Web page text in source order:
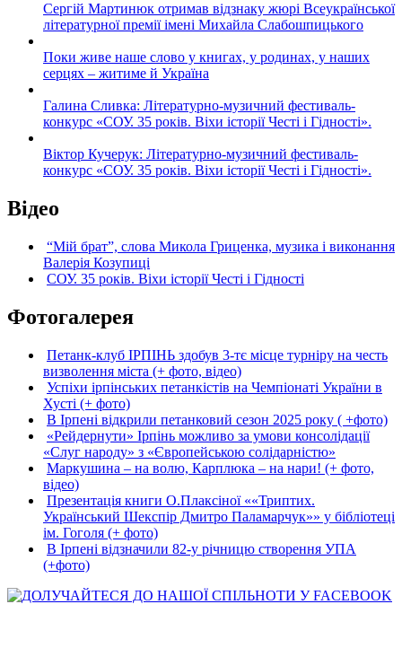
Сергій Мартинюк отримав відзнаку жюрі Всеукраїнської
літературної премії імені Михайла Слабошпицького
Поки живе наше слово у книгах, у родинах, у наших
серцях – житиме й Україна
Галина Сливка: Літературно-музичний фестиваль-
конкурс «СОУ. 35 років. Віхи історії Честі і Гідності».
Віктор Кучерук: Літературно-музичний фестиваль-
конкурс «СОУ. 35 років. Віхи історії Честі і Гідності».
Відео
“Мій брат”, слова Микола Гриценка, музика і виконання
Валерія Козупиці
СОУ. 35 років. Віхи історії Честі і Гідності
Фотогалерея
Петанк-клуб ІРПІНЬ здобув 3-тє місце турніру на честь
визволення міста (+ фото, відео)
Успіхи ірпінських петанкістів на Чемпіонаті України в
Хусті (+ фото)
В Ірпені відкрили петанковий сезон 2025 року ( +фото)
«Рейдернути» Ірпінь можливо за умови консолідації
«Слуг народу» з «Європейською солідарністю»
Маркушина – на волю, Карплюка – на нари! (+ фото,
відео)
Презентація книги О.Плаксіної ««Триптих.
Український Шекспір Дмитро Паламарчук»» у бібліотеці
ім. Гоголя (+ фото)
В Ірпені відзначили 82-у річницю створення УПА
(+фото)